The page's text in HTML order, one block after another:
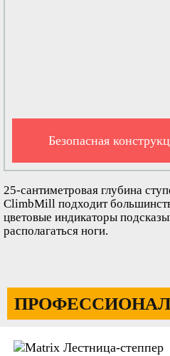
Безопасная
25-сантиметровая глубина
ClimbMill подходит
цветовые индикаторы
располагаться ноги.